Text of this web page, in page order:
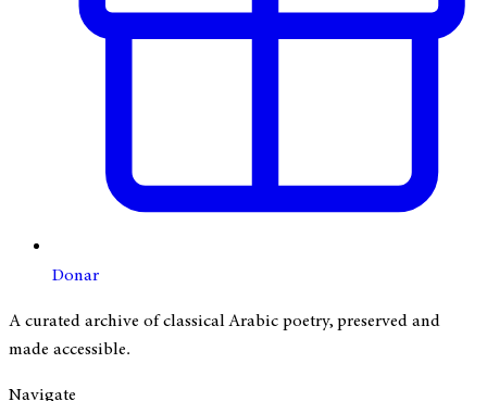
Donar
A curated archive of classical Arabic poetry, preserved and
made accessible.
Navigate